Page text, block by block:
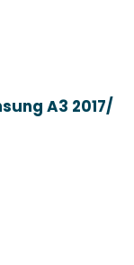
A3 2017/